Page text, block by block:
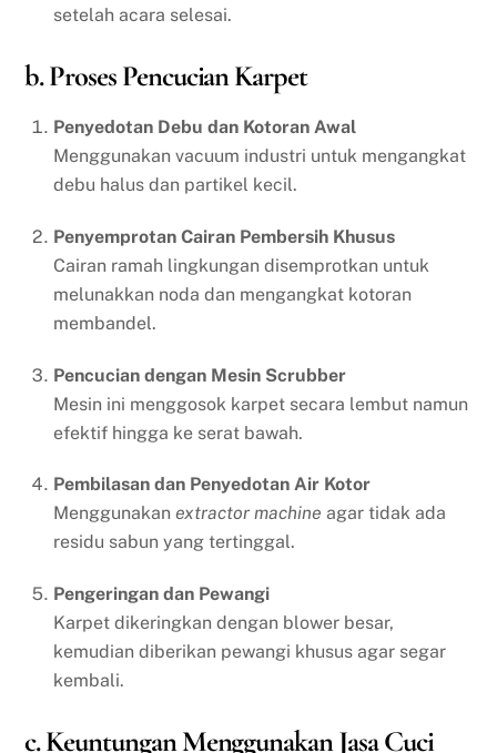
setelah acara selesai.
b. Proses Pencucian Karpet
Penyedotan Debu dan Kotoran Awal
Menggunakan vacuum industri untuk mengangkat
debu halus dan partikel kecil.
Penyemprotan Cairan Pembersih Khusus
Cairan ramah lingkungan disemprotkan untuk
melunakkan noda dan mengangkat kotoran
membandel.
Pencucian dengan Mesin Scrubber
Mesin ini menggosok karpet secara lembut namun
efektif hingga ke serat bawah.
Pembilasan dan Penyedotan Air Kotor
Menggunakan extractor machine agar tidak ada
residu sabun yang tertinggal.
Pengeringan dan Pewangi
Karpet dikeringkan dengan blower besar,
kemudian diberikan pewangi khusus agar segar
kembali.
c. Keuntungan Menggunakan Jasa Cuci